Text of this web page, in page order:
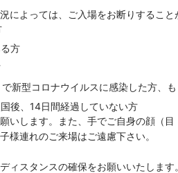
によっては、ご入場をお断りすること
方
新型コロナウイルスに感染した方、
後、14日間経過していない方
いします。
また、手でご自身の顔（
連れのご来場はご遠慮下さい。
スタンスの確保をお願いいたします。